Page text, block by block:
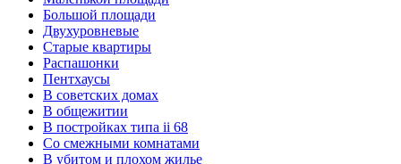
Большой площади
Двухуровневые
Старые квартиры
Распашонки
Пентхаусы
В советских домах
В общежитии
В постройках типа ii 68
Со смежными комнатами
В убитом и плохом жилье